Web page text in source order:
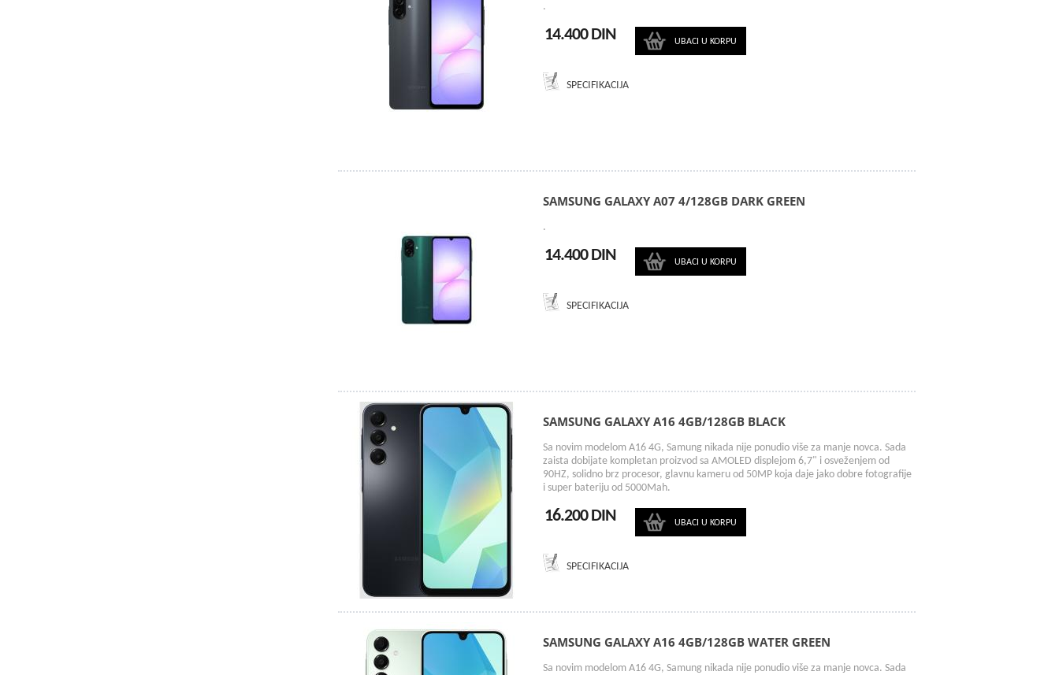
.
14.400 DIN UBACI U KORPU
SPECIFIKACIJA
SAMSUNG GALAXY A07 4/128GB DARK GREEN
.
14.400 DIN UBACI U KORPU
SPECIFIKACIJA
SAMSUNG GALAXY A16 4GB/128GB BLACK
Sa novim modelom A16 4G, Samung nikada nije ponudio više za manje novca. Sada
zaista dobijate kompletan proizvod sa AMOLED displejom 6,7" i osveženjem od
90HZ, solidno brz procesor, glavnu kameru od 50MP koja daje jako dobre fotografije
i super bateriju od 5000Mah.
16.200 DIN UBACI U KORPU
SPECIFIKACIJA
SAMSUNG GALAXY A16 4GB/128GB WATER GREEN
Sa novim modelom A16 4G, Samung nikada nije ponudio više za manje novca. Sada